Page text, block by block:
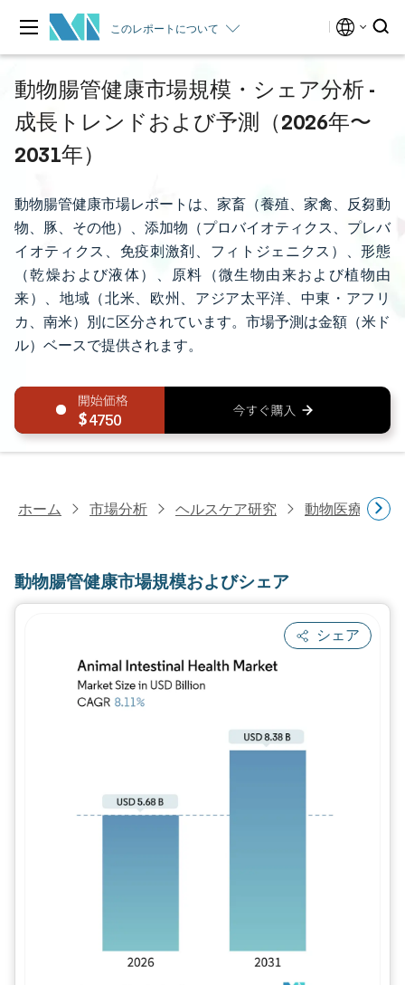
このレポートについて
動物腸管健康市場規模・シェア分析 -
成長トレンドおよび予測（2026年〜
2031年）
動物腸管健康市場レポートは、家畜（養殖、家禽、反芻動
物、豚、その他）、添加物（プロバイオティクス、プレバ
イオティクス、免疫刺激剤、フィトジェニクス）、形態
（乾燥および液体）、原料（微生物由来および植物由
来）、地域（北米、欧州、アジア太平洋、中東・アフリ
カ、南米）別に区分されています。市場予測は金額（米ド
ル）ベースで提供されます。
4750
ホーム 市場分析 ヘルスケア研究 動物医療研究
動物腸管健康市場規模およびシェア
シェア